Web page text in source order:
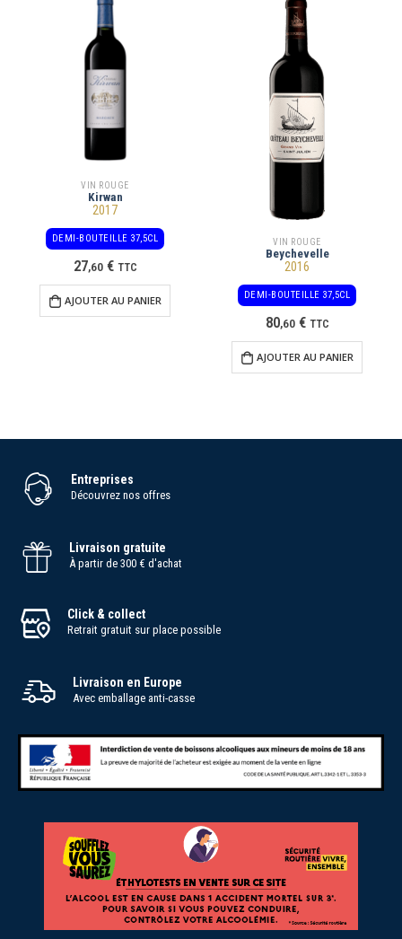
VIN ROUGE
Kirwan
2017
DEMI-BOUTEILLE 37,5CL
27,60 € TTC
AJOUTER AU PANIER
VIN ROUGE
Beychevelle
2016
DEMI-BOUTEILLE 37,5CL
80,60 € TTC
AJOUTER AU PANIER
Entreprises
Découvrez nos offres
Livraison gratuite
À partir de 300 € d'achat
Click & collect
Retrait gratuit sur place possible
Livraison en Europe
Avec emballage anti-casse